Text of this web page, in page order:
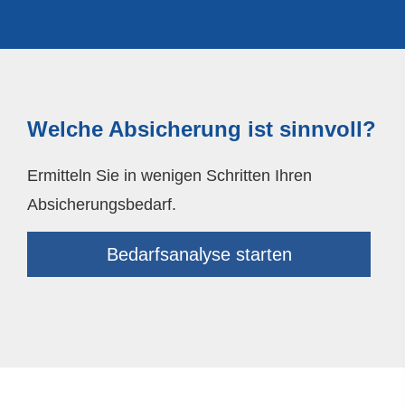
Welche Absicherung ist sinnvoll?
Ermitteln Sie in wenigen Schritten Ihren
Absicherungsbedarf.
Bedarfsanalyse starten